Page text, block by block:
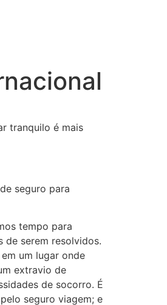
tranquilo é mais
seguro para
tempo para
de serem resolvidos.
um lugar onde
extravio de
de socorro. É
seguro viagem; e